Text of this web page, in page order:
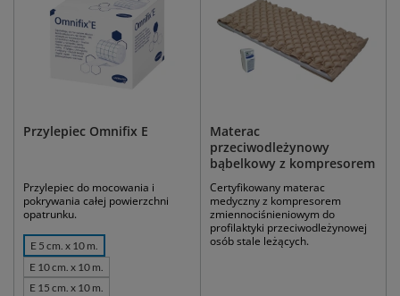
Przylepiec Omnifix E
Przylepiec do mocowania i
pokrywania całej powierzchni
opatrunku.
E 5 cm. x 10 m.
E 10 cm. x 10 m.
E 15 cm. x 10 m.
Materac
przeciwodleżynowy
bąbelkowy z kompresorem
Certyfikowany materac
medyczny z kompresorem
zmiennociśnieniowym do
profilaktyki przeciwodleżynowej
osób stale leżących.